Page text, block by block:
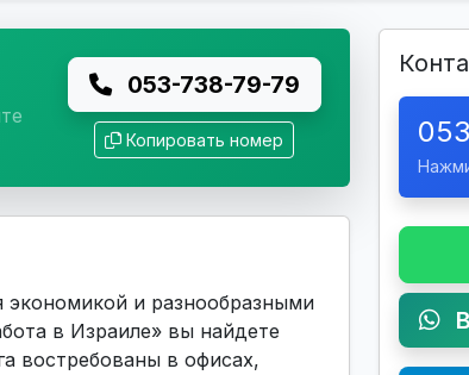
053-738-79-79
Копировать номер
и разнообразными
в Израиле» вы найдете
востребованы в офисах,